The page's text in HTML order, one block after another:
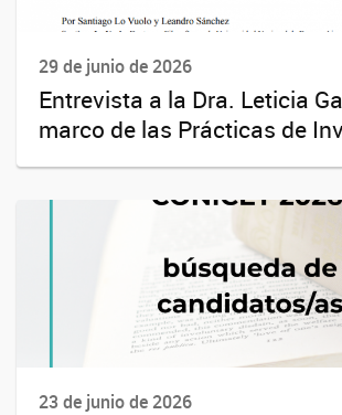
29 de junio de 2026
Entrevista a la Dra. Leticia
marco de las Prácticas de
23 de junio de 2026